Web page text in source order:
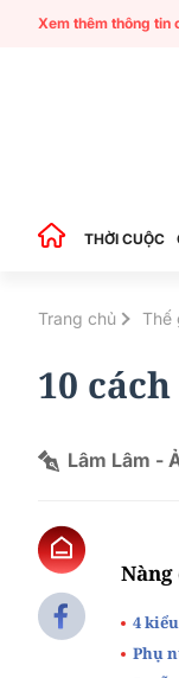
Xem thêm thông tin
THỜI CUỘC
Trang chủ Thế
10
Lâm Lâm -
Nàng
4
Phụ